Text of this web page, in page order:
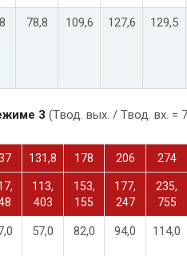
78,8 109,6 127,6 129,5
3 (Tвод. вых. / Tвод. вх. =
131,8 178 206 274
113,
403
153,
155
177,
247
235,
755
57,0 82,0 94,0 114,0